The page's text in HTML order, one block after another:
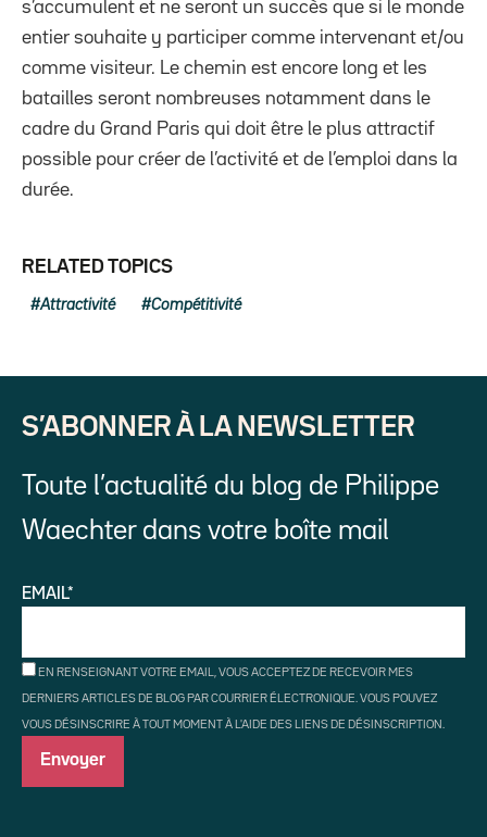
s’accumulent et ne seront un succès que si le monde
entier souhaite y participer comme intervenant et/ou
comme visiteur. Le chemin est encore long et les
batailles seront nombreuses notamment dans le
cadre du Grand Paris qui doit être le plus attractif
possible pour créer de l’activité et de l’emploi dans la
durée.
RELATED TOPICS
Attractivité Compétitivité
S’ABONNER À LA NEWSLETTER
Toute l’actualité du blog de Philippe
Waechter dans votre boîte mail
EMAIL*
EN RENSEIGNANT VOTRE EMAIL, VOUS ACCEPTEZ DE RECEVOIR MES
DERNIERS ARTICLES DE BLOG PAR COURRIER ÉLECTRONIQUE. VOUS POUVEZ
VOUS DÉSINSCRIRE À TOUT MOMENT À L'AIDE DES LIENS DE DÉSINSCRIPTION.